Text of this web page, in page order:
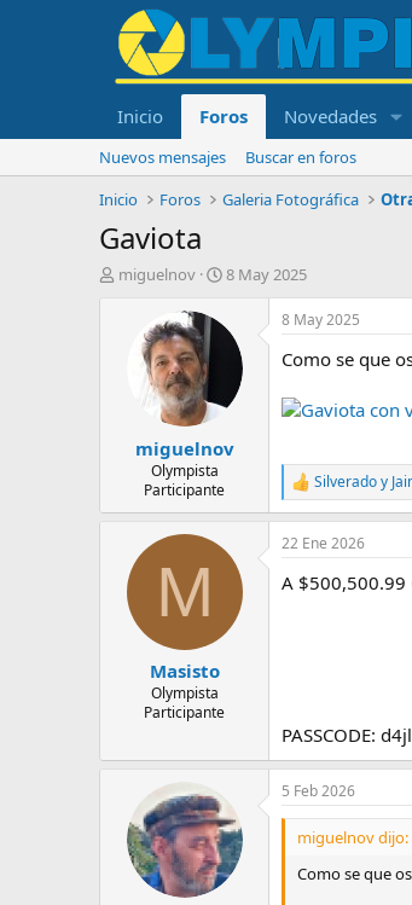
Inicio Foros Novedades
Nuevos mensajes
Buscar en foros
Inicio
Foros Galeria Fotográfica
Gaviota
I
l
m
miguelnov
F
h
e
n
i
8 May 2025
miguelnov
Olympista
Participante
8 May 2025
Como se que
Gaviota con
R
e
a
c
i
Silveradoy
M
Masisto
Olympista
Participante
22 Ene 2026
A $500,500.99
PASSCODE:
5 Feb 2026
miguelnov dijo:
Como se que